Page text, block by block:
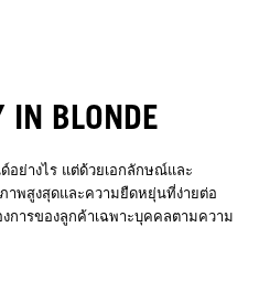
IN BLONDE
ย่างไร แต่ด้วยเอกลักษณ์และ
าพสูงสุดและความยืดหยุ่นที่ง่ายต่อ
การของลูกค้าเฉพาะบุคคลตามความ